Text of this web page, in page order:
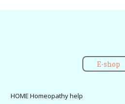
E-shop
HOME Homeopathy help